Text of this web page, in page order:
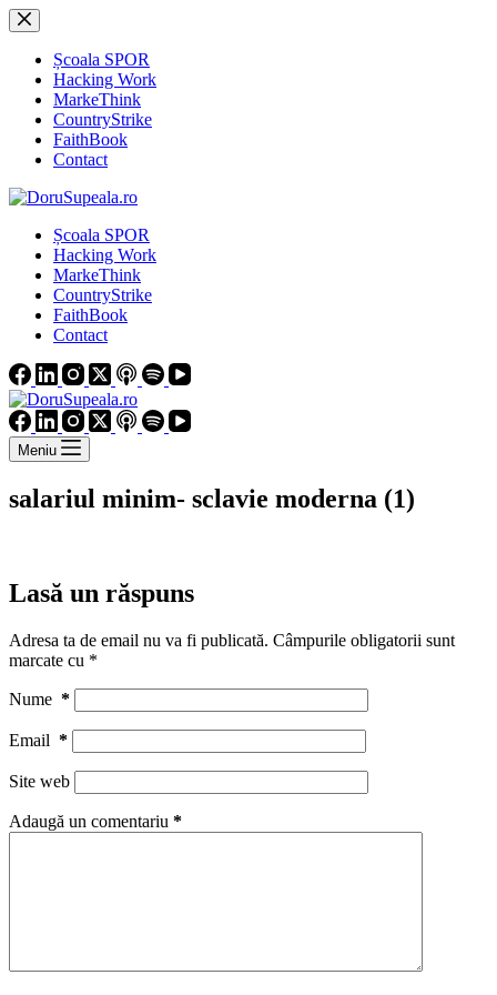
Sari
la
conținutȘcoala SPOR
Hacking Work
MarkeThink
CountryStrike
FaithBook
Contact
Școala SPOR
Hacking Work
MarkeThink
CountryStrike
FaithBook
Contact
Meniu
salariul minim- sclavie moderna (1)
Lasă un răspuns
Adresa ta de email nu va fi publicată. Câmpurile obligatorii sunt
marcate cu *
Nume *
Email *
Site web
Adaugă un comentariu *